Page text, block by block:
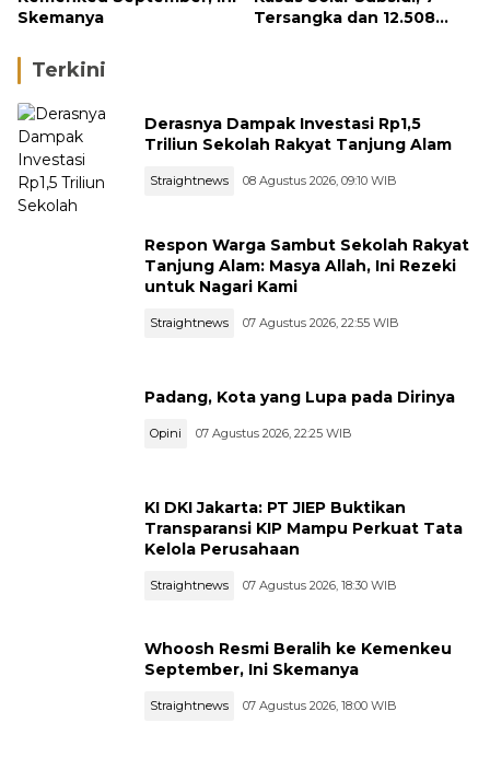
Skemanya
Tersangka dan 12.508
Terkini
Derasnya Dampak Investasi Rp1,5
Triliun Sekolah Rakyat Tanjung Alam
Straightnews 08 Agustus 2026, 09:10 WIB
Respon Warga Sambut Sekolah Rakyat
Tanjung Alam: Masya Allah, Ini Rezeki
untuk Nagari Kami
Straightnews 07 Agustus 2026, 22:55 WIB
Padang, Kota yang Lupa pada Dirinya
Opini 07 Agustus 2026, 22:25 WIB
KI DKI Jakarta: PT JIEP Buktikan
Transparansi KIP Mampu Perkuat Tata
Kelola Perusahaan
Straightnews 07 Agustus 2026, 18:30 WIB
Whoosh Resmi Beralih ke Kemenkeu
September, Ini Skemanya
Straightnews 07 Agustus 2026, 18:00 WIB